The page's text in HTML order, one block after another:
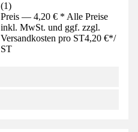
(1)
Preis — 4,20 € * Alle Preise
inkl. MwSt. und ggf. zzgl.
Versandkosten pro ST4,20 €*/
ST